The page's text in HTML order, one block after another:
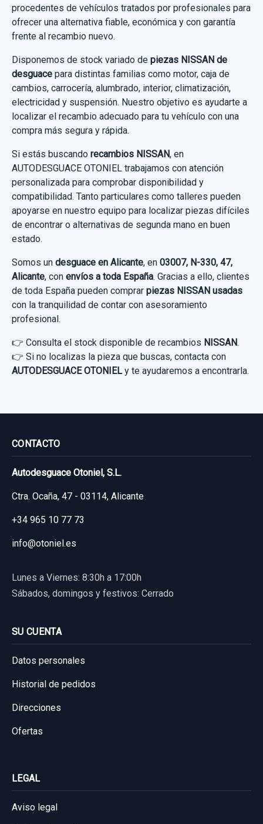
procedentes de vehículos tratados por profesionales para
ofrecer una alternativa fiable, económica y con garantía
frente al recambio nuevo.
Disponemos de stock variado de piezas NISSAN de
desguace para distintas familias como motor, caja de
cambios, carrocería, alumbrado, interior, climatización,
electricidad y suspensión. Nuestro objetivo es ayudarte a
localizar el recambio adecuado para tu vehículo con una
compra más segura y rápida.
Si estás buscando recambios NISSAN, en
AUTODESGUACE OTONIEL trabajamos con atención
personalizada para comprobar disponibilidad y
compatibilidad. Tanto particulares como talleres pueden
apoyarse en nuestro equipo para localizar piezas difíciles
de encontrar o alternativas de segunda mano en buen
estado.
Somos un desguace en Alicante, en 03007, N-330, 47,
Alicante, con envíos a toda España. Gracias a ello, clientes
de toda España pueden comprar piezas NISSAN usadas
con la tranquilidad de contar con asesoramiento
profesional.
👉 Consulta el stock disponible de recambios NISSAN.
👉 Si no localizas la pieza que buscas, contacta con
AUTODESGUACE OTONIELy te ayudaremos a encontrarla.
CONTACTO
Autodesguace Otoniel, S.L.
Ctra. Ocaña, 47 - 03114, Alicante
+34 965 10 77 73
info@otoniel.es
Lunes a Viernes: 8:30h a 17:00h
Sábados, domingos y festivos: Cerrado
SU CUENTA
Datos personales
Historial de pedidos
Direcciones
Ofertas
LEGAL
Aviso legal